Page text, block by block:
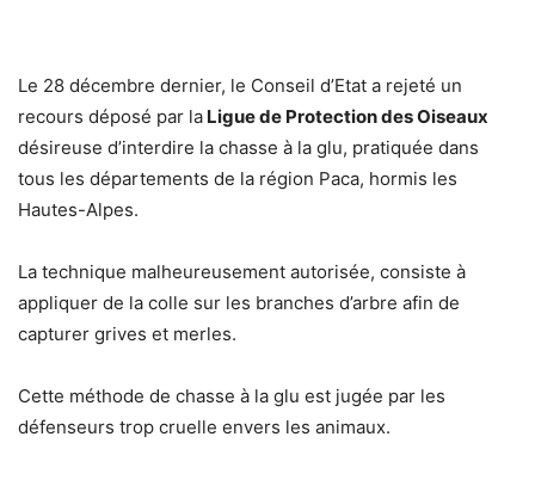
Le 28 décembre dernier, le Conseil d’Etat a rejeté un
recours déposé par la Ligue de Protection des Oiseaux
désireuse d’interdire la chasse à la glu, pratiquée dans
tous les départements de la région Paca, hormis les
Hautes-Alpes.
La technique malheureusement autorisée, consiste à
appliquer de la colle sur les branches d’arbre afin de
capturer grives et merles.
Cette méthode de chasse à la glu est jugée par les
défenseurs trop cruelle envers les animaux.